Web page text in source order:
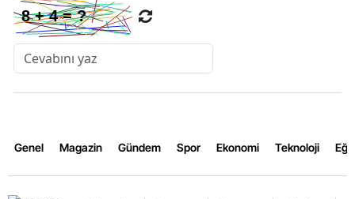
Genel Magazin Gündem Spor Ekonomi Teknoloji